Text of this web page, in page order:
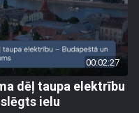
00:02:27
dēļ taupa elektrību
ielu